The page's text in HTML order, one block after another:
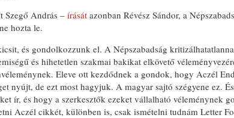
Szegő András – írását azonban Révész Sándor, a
hozta le.
és gondolkozzunk el. A Népszabadság
és hihetetlen szakmai bakikat elkövető
Eleve ott kezdődnek a gondok, hogy Aczél
nyújt, de ezt most hagyjuk. A magyar sajtó szégyene ez.
ír, és hogy a szerkesztők ezeket vállalható véleménynek
Aczél cikkét, különben is, csak ismételni tudnám Letter